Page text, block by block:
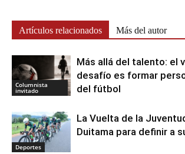
Artículos relacionados Más del autor
Columnista
invitado
Más allá del talento: el
desafío es formar
del fútbol
Deportes
La Vuelta de la
Duitama para definir a